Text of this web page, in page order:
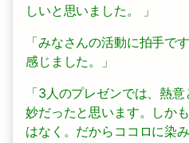
しいと思いました。 」
「みなさんの活動に拍手で
感じました。」
「3人のプレゼンでは、熱
妙だったと思います。しか
はなく。だからココロに染み